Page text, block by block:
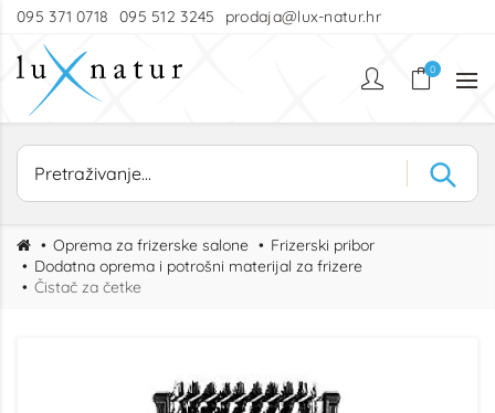
095 371 0718 095 512 3245 prodaja@lux-natur.hr
0
Oprema za frizerske salone
Frizerski pribor
Dodatna oprema i potrošni materijal za frizere
Čistač za četke